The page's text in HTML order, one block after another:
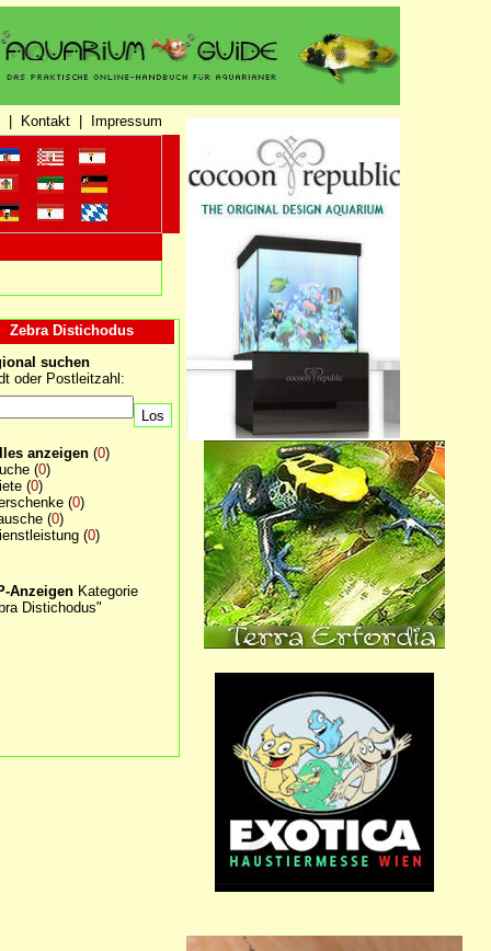
Kontakt Impressum
Zebra Distichodus
suchen
oder Postleitzahl:
anzeigen (0)
(0)
(0)
(0)
(0)
(0)
Anzeigen Kategorie
Distichodus"